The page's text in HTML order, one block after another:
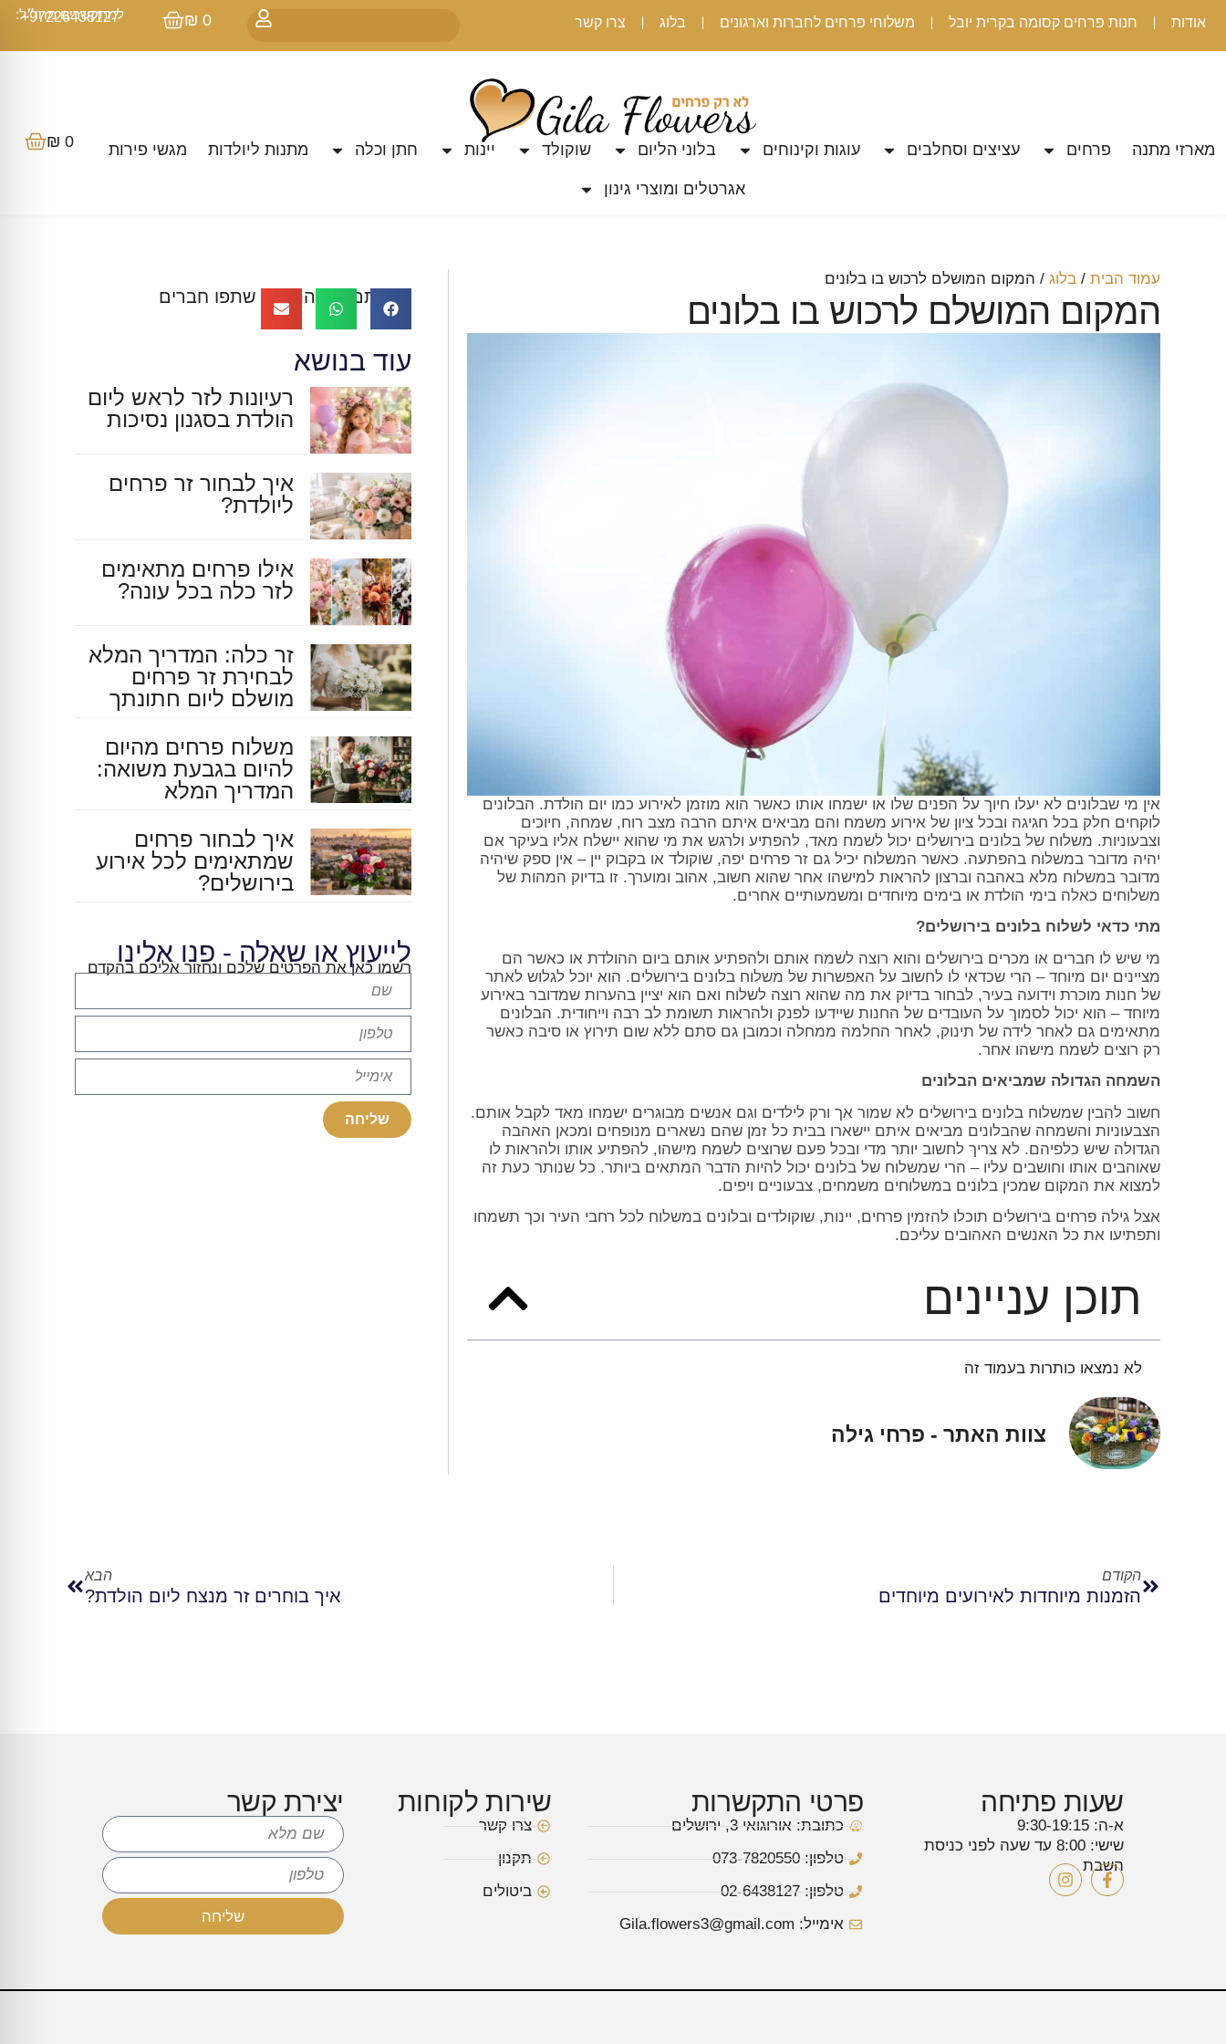
אודות חנות פרחים קסומה בקרית יובל משלוחי פרחים לחברות וארגונים בלוג צרו קשר ₪ 0 למתקשרים מחו״ל:
97226438127+
מארזי מתנה פרחים עציצים וסחלבים עוגות וקינוחים בלוני הליום שוקולד יינות חתן וכלה מתנות ליולדות מגשי פירות
אגרטלים ומוצרי גינון
₪ 0
עמוד הבית / בלוג / המקום המושלם לרכוש בו בלונים
המקום המושלם לרכוש בו בלונים
אין מי שבלונים לא יעלו חיוך על הפנים שלו או ישמחו אותו כאשר הוא מוזמן לאירוע כמו יום הולדת. הבלונים
לוקחים חלק בכל חגיגה ובכל ציון של אירוע משמח והם מביאים איתם הרבה מצב רוח, שמחה, חיוכים
וצבעוניות. משלוח של בלונים בירושלים יכול לשמח מאד, להפתיע ולרגש את מי שהוא יישלח אליו בעיקר אם
יהיה מדובר במשלוח בהפתעה. כאשר המשלוח יכיל גם זר פרחים יפה, שוקולד או בקבוק יין – אין ספק שיהיה
מדובר במשלוח מלא באהבה וברצון להראות למישהו אחר שהוא חשוב, אהוב ומוערך. זו בדיוק המהות של
משלוחים כאלה בימי הולדת או בימים מיוחדים ומשמעותיים אחרים.
מתי כדאי לשלוח בלונים בירושלים?
מי שיש לו חברים או מכרים בירושלים והוא רוצה לשמח אותם ולהפתיע אותם ביום ההולדת או כאשר הם
מציינים יום מיוחד – הרי שכדאי לו לחשוב על האפשרות של משלוח בלונים בירושלים. הוא יוכל לגלוש לאתר
של חנות מוכרת וידועה בעיר, לבחור בדיוק את מה שהוא רוצה לשלוח ואם הוא יציין בהערות שמדובר באירוע
מיוחד – הוא יכול לסמוך על העובדים של החנות שיידעו לפנק ולהראות תשומת לב רבה וייחודית. הבלונים
מתאימים גם לאחר לידה של תינוק, לאחר החלמה ממחלה וכמובן גם סתם ללא שום תירוץ או סיבה כאשר
רק רוצים לשמח מישהו אחר.
השמחה הגדולה שמביאים הבלונים
חשוב להבין שמשלוח בלונים בירושלים לא שמור אך ורק לילדים וגם אנשים מבוגרים ישמחו מאד לקבל אותם.
הצבעוניות והשמחה שהבלונים מביאים איתם יישארו בבית כל זמן שהם נשארים מנופחים ומכאן האהבה
הגדולה שיש כלפיהם. לא צריך לחשוב יותר מדי ובכל פעם שרוצים לשמח מישהו, להפתיע אותו ולהראות לו
שאוהבים אותו וחושבים עליו – הרי שמשלוח של בלונים יכול להיות הדבר המתאים ביותר. כל שנותר כעת זה
למצוא את המקום שמכין בלונים במשלוחים משמחים, צבעוניים ויפים.
אצל גילה פרחים בירושלים תוכלו להזמין פרחים, יינות, שוקולדים ובלונים במשלוח לכל רחבי העיר וכך תשמחו
ותפתיעו את כל האנשים האהובים עליכם.
תוכן עניינים
לא נמצאו כותרות בעמוד זה
צוות האתר - פרחי גילה
אהבתם את התוכן? שתפו חברים
עוד בנושא
רעיונות לזר לראש ליום
הולדת בסגנון נסיכות
איך לבחור זר פרחים
ליולדת?
אילו פרחים מתאימים
לזר כלה בכל עונה?
זר כלה: המדריך המלא
לבחירת זר פרחים
מושלם ליום חתונתך
משלוח פרחים מהיום
להיום בגבעת משואה:
המדריך המלא
איך לבחור פרחים
שמתאימים לכל אירוע
בירושלים?
לייעוץ או שאלה - פנו אלינו
רשמו כאן את הפרטים שלכם ונחזור אליכם בהקדם
שליחה
הקודם
הזמנות מיוחדות לאירועים מיוחדים
הבא
איך בוחרים זר מנצח ליום הולדת?
שעות פתיחה
א-ה: 9:30-19:15
שישי: 8:00 עד שעה לפני כניסת
השבת
פרטי התקשרות
כתובת: אורוגואי 3, ירושלים
טלפון: 073-7820550
טלפון: 02-6438127
אימייל: Gila.flowers3@gmail.com
שירות לקוחות
צרו קשר
תקנון
ביטולים
יצירת קשר
שליחה